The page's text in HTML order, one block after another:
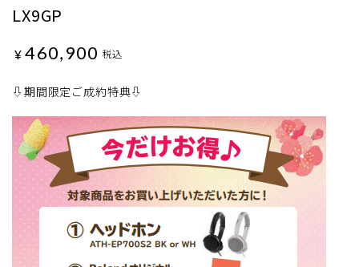
LX9GP
¥ 460,900 税込
⇩期間限定ご成約特典⇩